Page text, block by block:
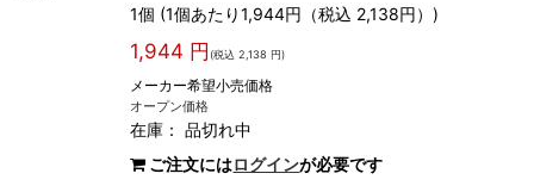
1個 (1個あたり1,944円（税込 2,138円）)
1,944 円 (税込 2,138 円)
メーカー希望小売価格
オープン価格
在庫：品切れ中
ご注文にはログインが必要です